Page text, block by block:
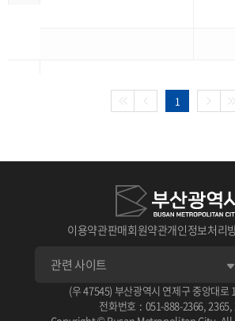
1
이용약관판매회원약관개인정보처리
(우 47545) 부산광역시 연제구 중앙대로
전화번호 : 051-888-2366 2365,